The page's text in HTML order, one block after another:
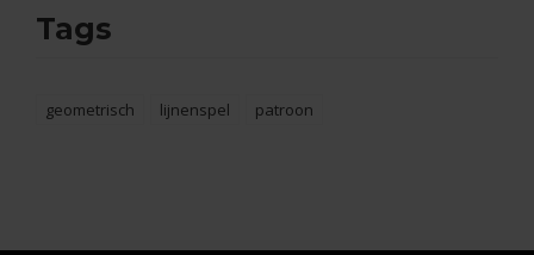
Tags
geometrisch lijnenspel patroon